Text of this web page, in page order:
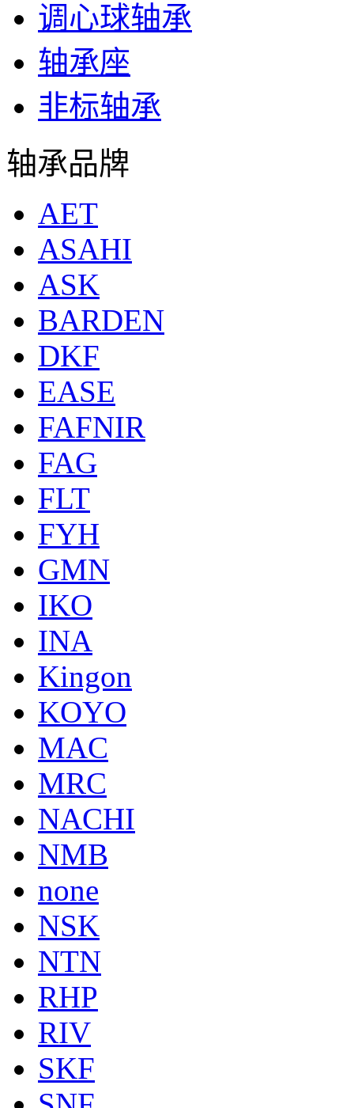
调心球轴承
轴承座
非标轴承
轴承品牌
AET
ASAHI
ASK
BARDEN
DKF
EASE
FAFNIR
FAG
FLT
FYH
GMN
IKO
INA
Kingon
KOYO
MAC
MRC
NACHI
NMB
none
NSK
NTN
RHP
RIV
SKF